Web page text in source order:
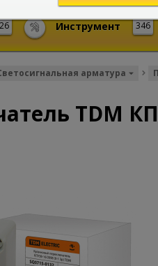
26 346
Инструмент
арматура
TDM